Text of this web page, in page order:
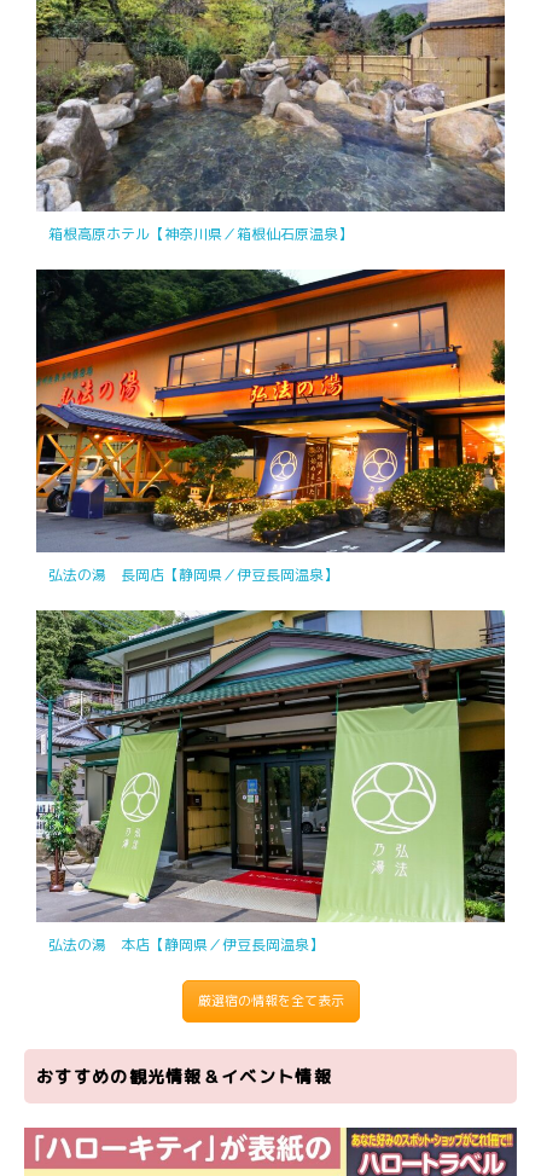
箱根高原ホテル【神奈川県／箱根仙石原温泉】
弘法の湯 長岡店【静岡県／伊豆長岡温泉】
弘法の湯 本店【静岡県／伊豆長岡温泉】
厳選宿の情報を全て表示
おすすめの観光情報＆イベント情報